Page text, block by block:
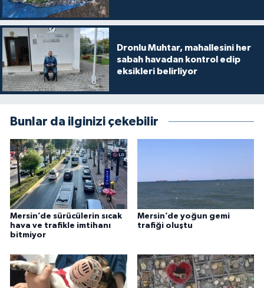
Dronlu Muhtar, mahallesini her
sabah havadan kontrol edip
eksikleri belirliyor
Bunlar da ilginizi çekebilir
Mersin’de sürücülerin sıcak
hava ve trafikle imtihanı
bitmiyor
Mersin’de yoğun gemi
trafiği oluştu